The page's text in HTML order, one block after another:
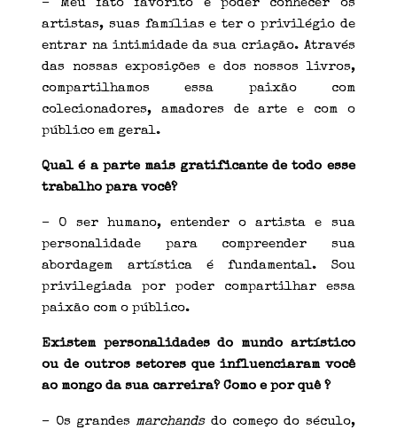
– Meu fato favorito é poder conhecer os
artistas, suas famílias e ter o privilégio de
entrar na intimidade da sua criação. Através
das nossas exposições e dos nossos livros,
compartilhamos essa paixão com
colecionadores, amadores de arte e com o
público em geral.
Qual é a parte mais gratificante de todo esse
trabalho para você?
– O ser humano, entender o artista e sua
personalidade para compreender sua
abordagem artística é fundamental. Sou
privilegiada por poder compartilhar essa
paixão com o público.
Existem personalidades do mundo artístico
ou de outros setores que influenciaram você
ao mongo da sua carreira? Como e por quê ?
– Os grandes marchandsdo começo do século,